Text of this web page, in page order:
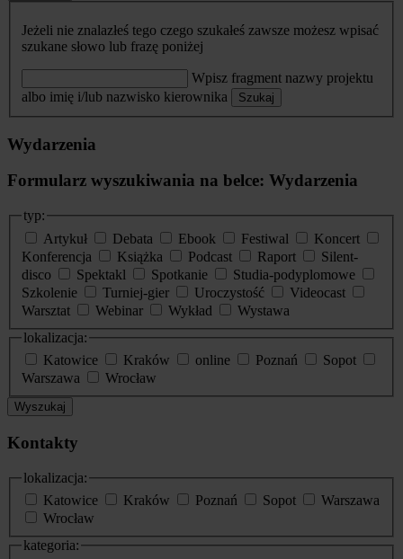
Jeżeli nie znalazłeś tego czego szukałeś zawsze możesz wpisać
szukane słowo lub frazę poniżej
Wpisz fragment nazwy projektu
albo imię i/lub nazwisko kierownika
Szukaj
Wydarzenia
Formularz wyszukiwania na belce: Wydarzenia
typ:
Artykuł
Debata Ebook Festiwal
Koncert
Konferencja
Książka Podcast Raport
Silent-
disco
Spektakl Spotkanie
Studia-podyplomowe
Szkolenie
Turniej-gier Uroczystość
Videocast
Warsztat
Webinar Wykład
Wystawa
lokalizacja:
Katowice
Kraków online Poznań
Sopot
Warszawa
Wrocław
Wyszukaj
Kontakty
lokalizacja:
Katowice
Kraków Poznań Sopot
Warszawa
Wrocław
kategoria: